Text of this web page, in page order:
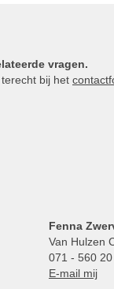
vragen.
bij het
Fenna
Van Hulzen
071 - 560
E-mail mij